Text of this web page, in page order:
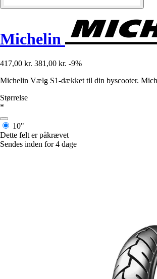
Michelin
417,00 kr. 381,00 kr. -9%
Michelin Vælg S1-dækket til din byscooter.
Størrelse
*
10"
Dette felt er påkrævet
Sendes inden for 4 dage